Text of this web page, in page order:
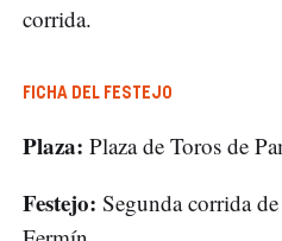
corrida.
FICHA DEL FESTEJO
Plaza: Plaza de Toros de
Festejo: Segunda corrida